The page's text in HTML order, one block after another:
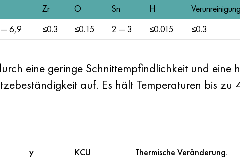
Zr O Sn H
6,9 ≤0.3 ≤0.15 2 — 3 ≤0.015 ≤0.3
eine geringe Schnittempfindlichkeit und eine
auf. Es hält Temperaturen bis zu
y KCU
Thermische Veränderung.